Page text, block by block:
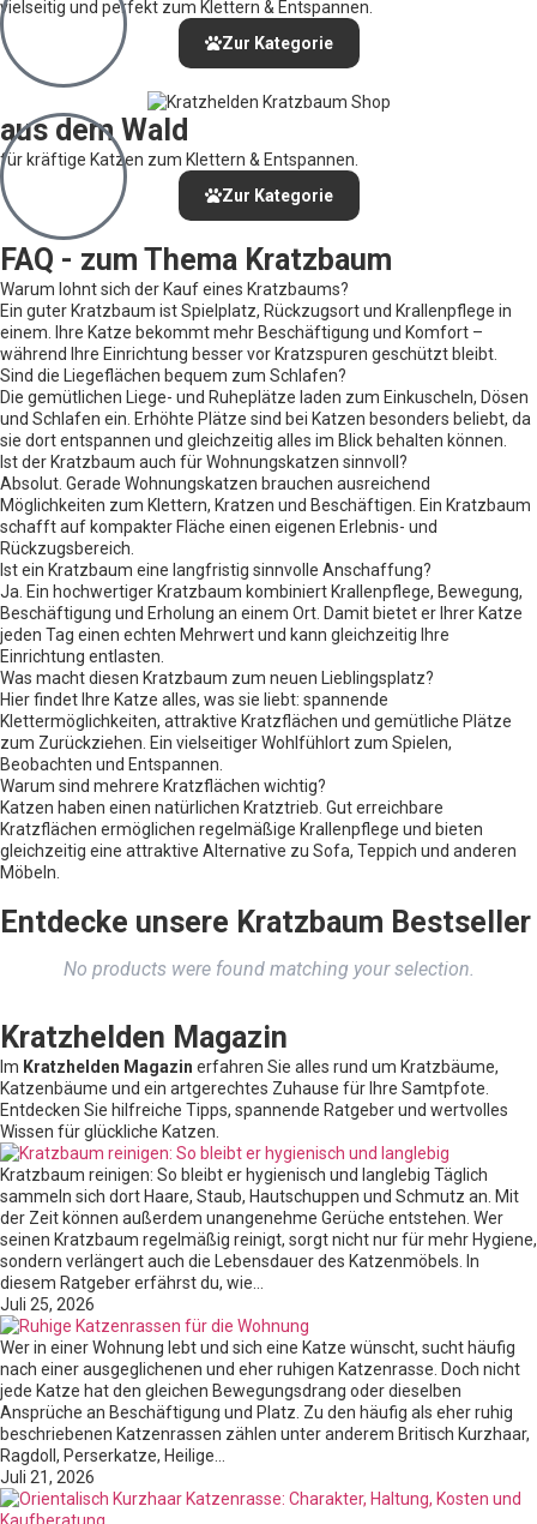
vielseitig und perfekt zum Klettern & Entspannen.
Zur Kategorie
aus dem Wald
für kräftige Katzen zum Klettern & Entspannen.
Zur Kategorie
FAQ - zum Thema Kratzbaum
Warum lohnt sich der Kauf eines Kratzbaums?
Ein guter Kratzbaum ist Spielplatz, Rückzugsort und Krallenpflege in
einem. Ihre Katze bekommt mehr Beschäftigung und Komfort –
während Ihre Einrichtung besser vor Kratzspuren geschützt bleibt.
Sind die Liegeflächen bequem zum Schlafen?
Die gemütlichen Liege- und Ruheplätze laden zum Einkuscheln, Dösen
und Schlafen ein. Erhöhte Plätze sind bei Katzen besonders beliebt, da
sie dort entspannen und gleichzeitig alles im Blick behalten können.
Ist der Kratzbaum auch für Wohnungskatzen sinnvoll?
Absolut. Gerade Wohnungskatzen brauchen ausreichend
Möglichkeiten zum Klettern, Kratzen und Beschäftigen. Ein Kratzbaum
schafft auf kompakter Fläche einen eigenen Erlebnis- und
Rückzugsbereich.
Ist ein Kratzbaum eine langfristig sinnvolle Anschaffung?
Ja. Ein hochwertiger Kratzbaum kombiniert Krallenpflege, Bewegung,
Beschäftigung und Erholung an einem Ort. Damit bietet er Ihrer Katze
jeden Tag einen echten Mehrwert und kann gleichzeitig Ihre
Einrichtung entlasten.
Was macht diesen Kratzbaum zum neuen Lieblingsplatz?
Hier findet Ihre Katze alles, was sie liebt: spannende
Klettermöglichkeiten, attraktive Kratzflächen und gemütliche Plätze
zum Zurückziehen. Ein vielseitiger Wohlfühlort zum Spielen,
Beobachten und Entspannen.
Warum sind mehrere Kratzflächen wichtig?
Katzen haben einen natürlichen Kratztrieb. Gut erreichbare
Kratzflächen ermöglichen regelmäßige Krallenpflege und bieten
gleichzeitig eine attraktive Alternative zu Sofa, Teppich und anderen
Möbeln.
Entdecke unsere Kratzbaum Bestseller
No products were found matching your selection.
Kratzhelden Magazin
Im Kratzhelden Magazin erfahren Sie alles rund um Kratzbäume,
Katzenbäume und ein artgerechtes Zuhause für Ihre Samtpfote.
Entdecken Sie hilfreiche Tipps, spannende Ratgeber und wertvolles
Wissen für glückliche Katzen.
Kratzbaum reinigen: So bleibt er hygienisch und langlebig Täglich
sammeln sich dort Haare, Staub, Hautschuppen und Schmutz an. Mit
der Zeit können außerdem unangenehme Gerüche entstehen. Wer
seinen Kratzbaum regelmäßig reinigt, sorgt nicht nur für mehr Hygiene,
sondern verlängert auch die Lebensdauer des Katzenmöbels. In
diesem Ratgeber erfährst du, wie…
Juli 25, 2026
Wer in einer Wohnung lebt und sich eine Katze wünscht, sucht häufig
nach einer ausgeglichenen und eher ruhigen Katzenrasse. Doch nicht
jede Katze hat den gleichen Bewegungsdrang oder dieselben
Ansprüche an Beschäftigung und Platz. Zu den häufig als eher ruhig
beschriebenen Katzenrassen zählen unter anderem Britisch Kurzhaar,
Ragdoll, Perserkatze, Heilige…
Juli 21, 2026